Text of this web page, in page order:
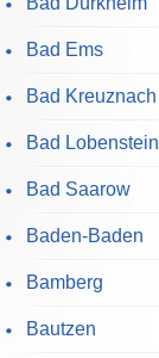
Bad Ems
Bad Kreuznach
Bad Lobenstein
Bad Saarow
Baden-Baden
Bamberg
Bautzen